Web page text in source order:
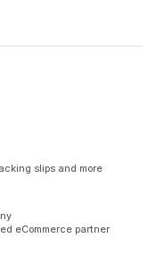
slips and more
eCommerce partner